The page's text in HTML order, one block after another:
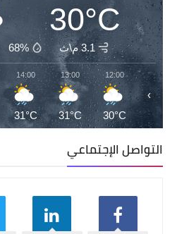
30°C
3.1 م\ث 68%
12:00
30°C
13:00
31°C
14:00
31°C
›
التواصل الإجتماعي